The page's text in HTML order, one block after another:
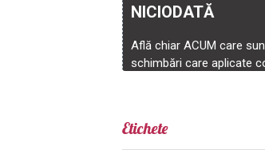
Etichete